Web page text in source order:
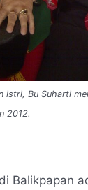
istri, Bu Suharti
2012.
Balikpapan